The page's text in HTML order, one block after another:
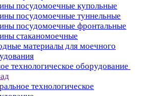
посудомоечные купольные
посудомоечные туннельные
посудомоечные фронтальные
стаканомоечные
материалы для моечного
технологическое оборудование
технологическое